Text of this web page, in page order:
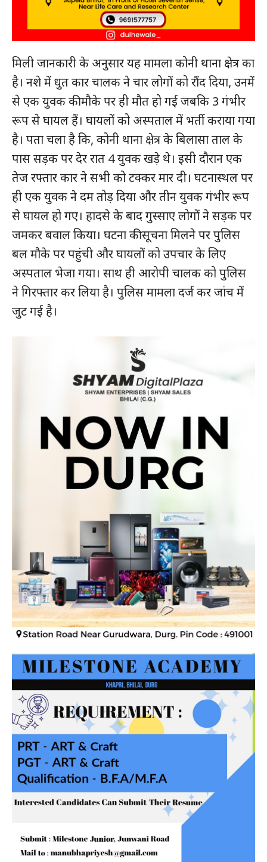
हमसे जुड़े
मिली जानकारी के अनुसार यह मामला कोनी थाना क्षेत्र का
है। नशे में धुत कार चालक ने चार लोगों को रौंद दिया, उनमें
से एक युवक की मौके पर ही मौत हो गई जबकि 3 गंभीर
रूप से घायल हैं। घायलों को अस्पताल में भर्ती कराया गया
है। पता चला है कि, कोनी थाना क्षेत्र के बिलासा ताल के
पास सड़क पर देर रात 4 युवक खड़े थे। इसी दौरान एक
तेज रफ्तार कार ने सभी को टक्कर मार दी। घटनास्थल पर
ही एक युवक ने दम तोड़ दिया और तीन युवक गंभीर रूप
से घायल हो गए। हादसे के बाद गुस्साए लोगों ने सड़क पर
जमकर बवाल किया। घटना की सूचना मिलने पर पुलिस
बल मौके पर पहुंची और घायलों को उपचार के लिए
अस्पताल भेजा गया। साथ ही आरोपी चालक को पुलिस
ने गिरफ्तार कर लिया है। पुलिस मामला दर्ज कर जांच में
जुट गई है।